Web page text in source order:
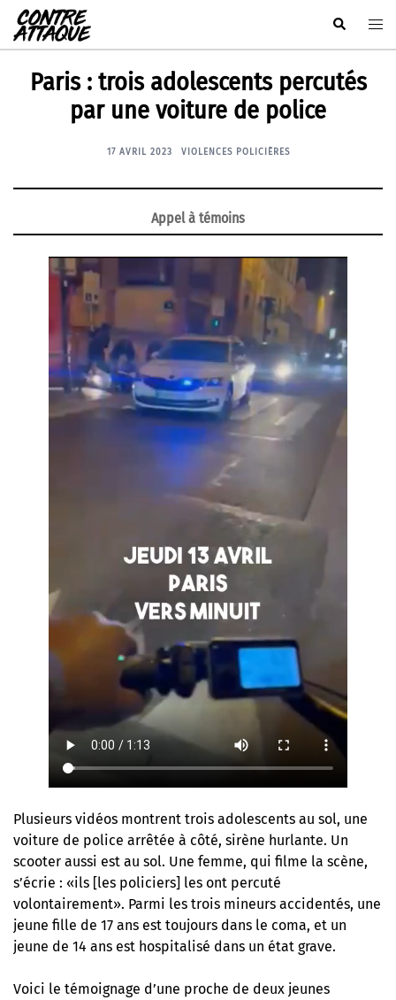
Aller
au
contenu
Rechercher
Paris : trois adolescents percutés
par une voiture de police
17 AVRIL 2023 VIOLENCES POLICIÈRES
Appel à témoins
Plusieurs vidéos montrent trois adolescents au sol, une
voiture de police arrêtée à côté, sirène hurlante. Un
scooter aussi est au sol. Une femme, qui filme la scène,
s’écrie : «ils [les policiers] les ont percuté
volontairement». Parmi les trois mineurs accidentés, une
jeune fille de 17 ans est toujours dans le coma, et un
jeune de 14 ans est hospitalisé dans un état grave.
Voici le témoignage d’une proche de deux jeunes